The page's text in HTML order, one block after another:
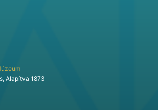
Alapítva 1873